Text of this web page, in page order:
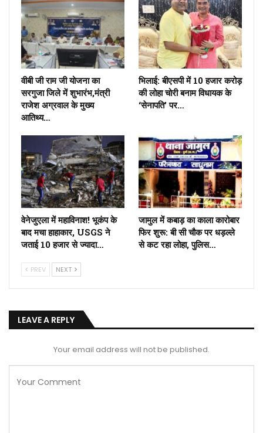
वीबी जी राम जी योजना का
सरगुजा जिले में शुभारंभ,मंत्री
राजेश अग्रवाल के मुख्य
आतिथ्य…
भिलाई: बीएसपी में 10 हजार करोड़
की लोहा चोरी बनाम विधायक के
‘सेनापति’ पर…
वेनेजुएला में महाविनाश! भूकंप के
बाद मचा हाहाकार, USGS ने
जताई 10 हजार से ज्यादा…
जामुल में कबाड़ का काला कारोबार
फिर शुरू: बी सी चौक पर धड़ल्ले
से कट रहा लोहा, पुलिस…
PREV NEXT
LEAVE A REPLY
Your email address will not be published.